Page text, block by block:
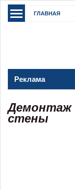
ГЛАВНАЯ
Реклама
Демонтаж
стены